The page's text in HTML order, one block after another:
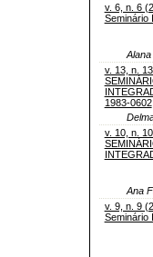
v. 6, n. 6
Seminário
v. 13, n.
1983-0602
v. 10, n.
Ana
v. 9, n. 9
Seminário